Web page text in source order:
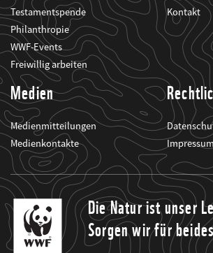
Testamentspende
Philanthropie
WWF-Events
Freiwillig arbeiten
Kontakt
Medien
Medienmitteilungen
Medienkontakte
Impressum
Die Natur ist unser
Sorgen wir für